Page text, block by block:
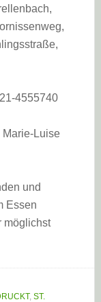
4555740
Marie-Luise
und
Essen
möglichst
, ST.